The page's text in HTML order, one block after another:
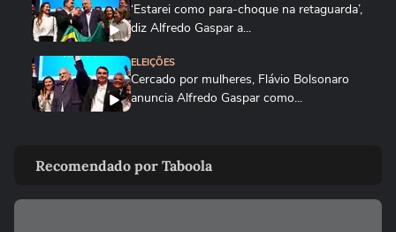
‘Estarei como para-choque na retaguarda’,
diz Alfredo Gaspar a...
ELEIÇÕES
Cercado por mulheres, Flávio Bolsonaro
anuncia Alfredo Gaspar como...
senador ser confirmado como vice...
ELEIÇÕES
Recomendado por Taboola